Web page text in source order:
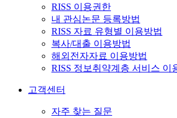
RISS 이용권한
내 관심논문 등록방법
RISS 자료 유형별 이용방법
복사/대출 이용방법
해외전자자료 이용방법
RISS 정보취약계층 서비스 이
고객센터
자주 찾는 질문